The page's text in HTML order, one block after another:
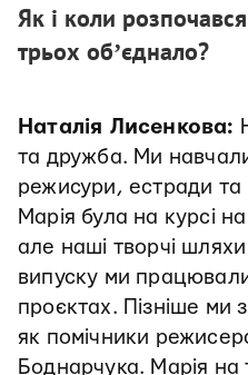
Як і коли
трьох обʼєднало?
Наталія Лисенкова:
та дружба. Ми
режисури, естради
Марія була на курсі
але наші творчі
випуску ми
проєктах. Пізніше ми
як помічники
Боднарчука. Марія